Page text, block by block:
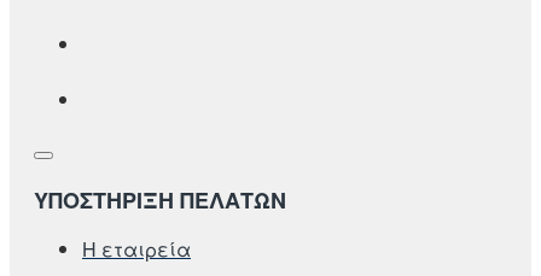
ΥΠΟΣΤΗΡΙΞΗ ΠΕΛΑΤΩΝ
Η εταιρεία